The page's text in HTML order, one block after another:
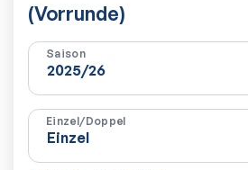
(Vorrunde)
Saison
Einzel/Doppel